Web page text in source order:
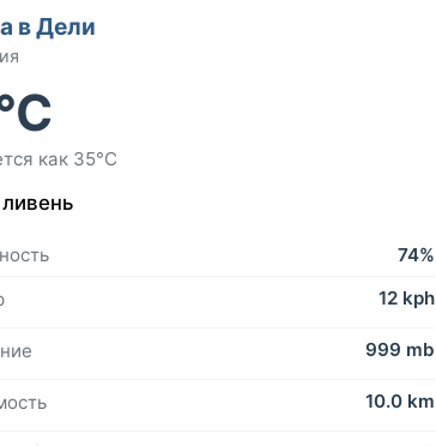
в Дели
как 35°C
74%
12 kph
999 mb
10.0 km